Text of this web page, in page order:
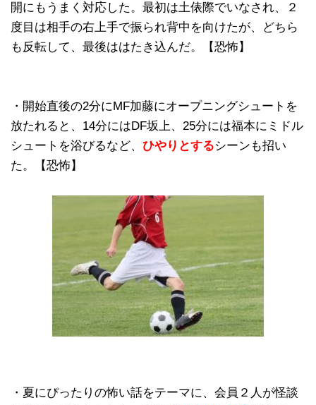
開にもうまく対応した。最初は土俵際でいなされ、２
度目は相手の右上手で振られ背中を向けたが、どちら
も反転して、最後ははたき込んだ。【恐怖】
・開始直後の2分にMF加藤にオープニングシュートを
放たれると、14分にはDF坂上、25分には福本にミドル
シュートを浴びるなど、 ひやりとするシーンも招い
た。【恐怖】
・夏にぴったりの怖い話をテーマに、会員２人が怪談